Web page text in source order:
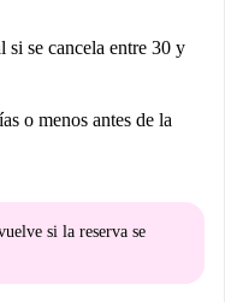
si se cancela entre 30 y
o menos antes de la
si la reserva se